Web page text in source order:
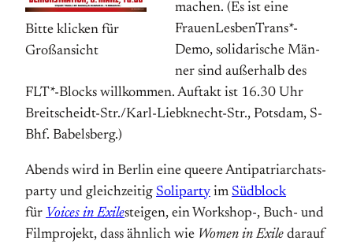
Bitte klicken für
Großansicht
machen. (Es ist eine
Frauen­Lesben­Trans*-
Demo, solidarische Män­
ner sind außer­halb des
FLT*-Blocks will­kommen. Auftakt ist 16.30 Uhr
Breit­scheidt-Str./Karl-Lieb­knecht-Str., Pots­dam, S-
Bhf. Babels­berg.)
Abends wird in Berlin eine queere Anti­pat­riar­chats­
party und gleichzeitig Soliparty im Südblock
für Voices in Exilesteigen, ein Workshop-, Buch- und
Filmprojekt, dass ähnlich wie Women in Exile da­rauf